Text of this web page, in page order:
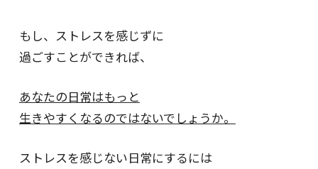
もし、ストレスを感じずに
過ごすことができれば、
あなたの日常はもっと
生きやすくなるのではないでしょうか。
ストレスを感じない日常にするには